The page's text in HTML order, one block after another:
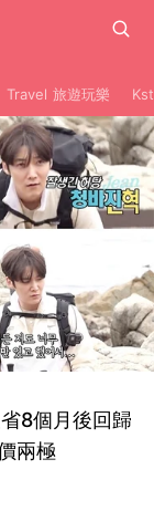
Travel 旅遊玩樂
8個月後回歸
兩極